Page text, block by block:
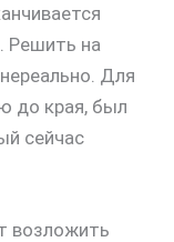
Решить на
Для
до края, был
сейчас
возложить